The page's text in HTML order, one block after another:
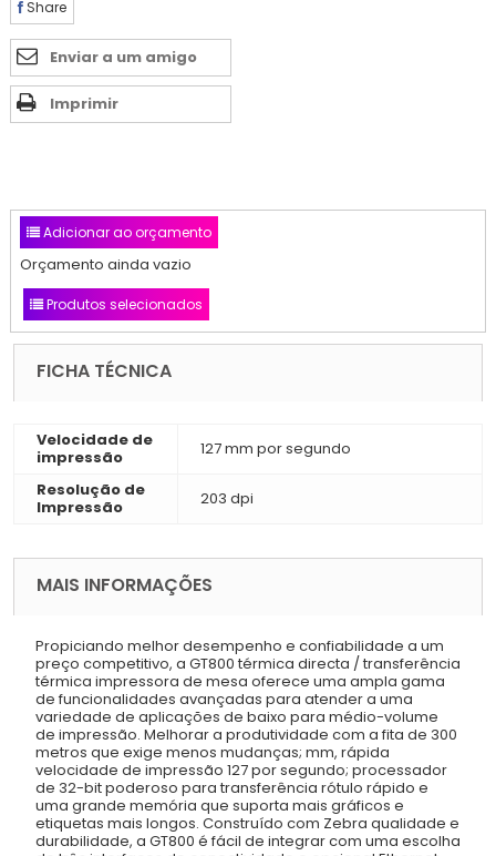
Share
Enviar a um amigo
Imprimir
Adicionar ao orçamento
Orçamento ainda vazio
Produtos selecionados
FICHA TÉCNICA
Velocidade de
impressão
127 mm por segundo
Resolução de
Impressão
203 dpi
MAIS INFORMAÇÕES
Propiciando melhor desempenho e confiabilidade a um
preço competitivo, a GT800 térmica directa / transferência
térmica impressora de mesa oferece uma ampla gama
de funcionalidades avançadas para atender a uma
variedade de aplicações de baixo para médio-volume
de impressão. Melhorar a produtividade com a fita de 300
metros que exige menos mudanças; mm, rápida
velocidade de impressão 127 por segundo; processador
de 32-bit poderoso para transferência rótulo rápido e
uma grande memória que suporta mais gráficos e
etiquetas mais longos. Construído com Zebra qualidade e
durabilidade, a GT800 é fácil de integrar com uma escolha